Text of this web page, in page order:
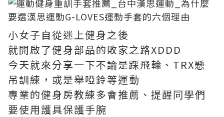
小女子自從迷上健身之後
就開啟了健身部品的敗家之路XDDD
今天就來分享一下不論是踩飛輪、TRX懸
吊訓練，或是舉啞鈴等運動
專業的健身房教練多會推薦、提醒同學們
要使用護具保護手腕